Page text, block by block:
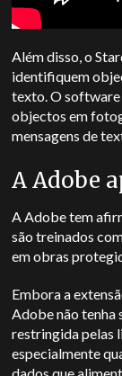
Além disso, o
identifiquem
texto. O
objectos em
mensagens de
A Adobe
A Adobe tem
são treinados
em obras
Embora a
Adobe não tenha
restringida pelas
especialmente